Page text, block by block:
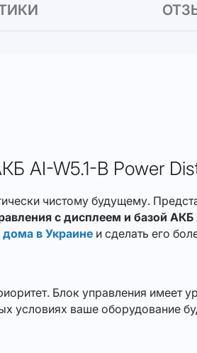
AI-W5.1-B Power
чистому будущему.
с дисплеем и базой АКБ
в Украине и сделать его
Блок управления имеет
условиях ваше оборудование